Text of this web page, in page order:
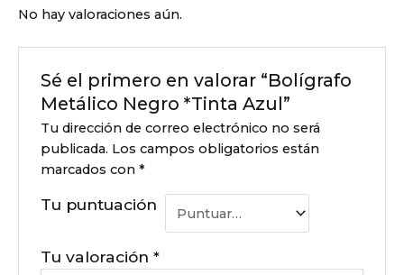
No hay valoraciones aún.
Sé el primero en valorar “Bolígrafo
Metálico Negro *Tinta Azul”
Tu dirección de correo electrónico no será
publicada. Los campos obligatorios están
marcados con*
Tu puntuación
Tu valoración*